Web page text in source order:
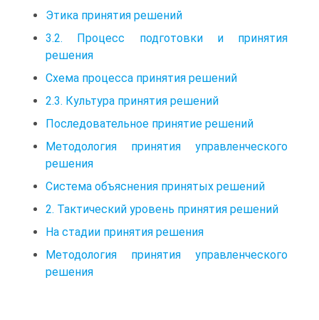
Этика принятия решений
3.2. Процесс подготовки и принятия
решения
Схема процесса принятия решений
2.3. Культура принятия решений
Последовательное принятие решений
Методология принятия управленческого
решения
Система объяснения принятых решений
2. Тактический уровень принятия решений
На стадии принятия решения
Методология принятия управленческого
решения